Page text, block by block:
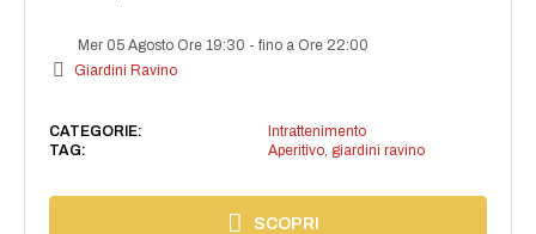
Mer 05 Agosto Ore 19:30 -fino a Ore 22:00
Giardini Ravino
CATEGORIE:
Intrattenimento
TAG:
Aperitivo, giardini ravino
SCOPRI